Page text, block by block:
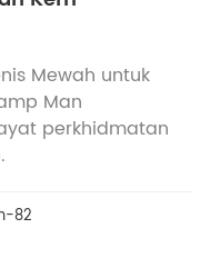
Mewah untuk
Man
perkhidmatan
82